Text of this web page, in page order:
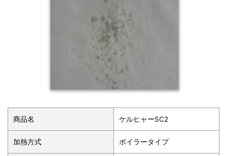
商品名 ケルヒャーSC2
加熱方式 ボイラータイプ